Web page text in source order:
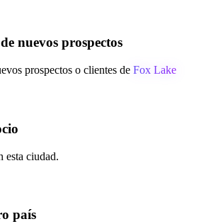
nuevos prospectos
prospectos o clientes de Fox Lake
esta ciudad.
país